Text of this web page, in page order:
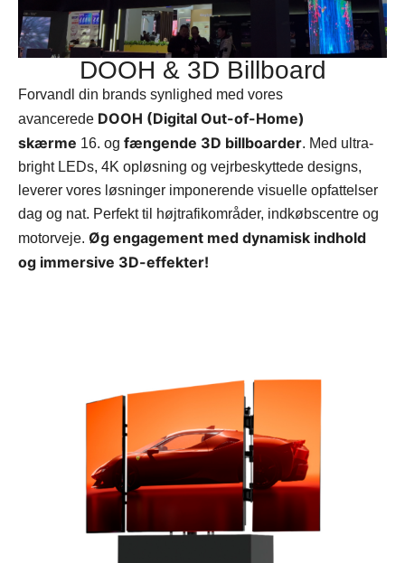
DOOH & 3D Billboard
Forvandl din brands synlighed med vores
avancerede DOOH (Digital Out-of-Home)
skærme 16. og fængende 3D billboarder. Med ultra-
bright LEDs, 4K opløsning og vejrbeskyttede designs,
leverer vores løsninger imponerende visuelle opfattelser
dag og nat. Perfekt til højtrafikområder, indkøbscentre og
motorveje. Øg engagement med dynamisk indhold
og immersive 3D-effekter!